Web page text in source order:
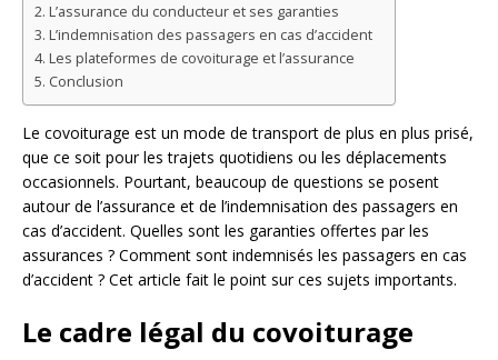
L’assurance du conducteur et ses garanties
L’indemnisation des passagers en cas d’accident
Les plateformes de covoiturage et l’assurance
Conclusion
Le covoiturage est un mode de transport de plus en plus prisé,
que ce soit pour les trajets quotidiens ou les déplacements
occasionnels. Pourtant, beaucoup de questions se posent
autour de l’assurance et de l’indemnisation des passagers en
cas d’accident. Quelles sont les garanties offertes par les
assurances ? Comment sont indemnisés les passagers en cas
d’accident ? Cet article fait le point sur ces sujets importants.
Le cadre légal du covoiturage